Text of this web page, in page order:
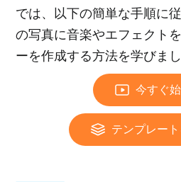
では、以下の簡単な手順に
の写真に音楽やエフェクト
ーを作成する方法を学びまし
今すぐ
テンプレー